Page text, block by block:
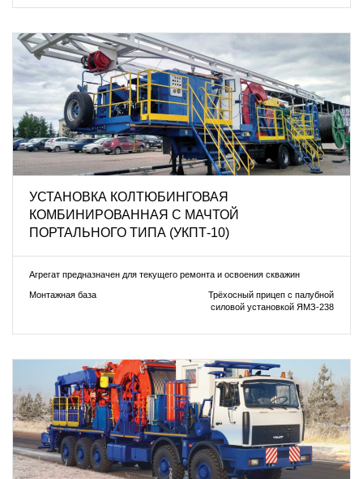
УСТАНОВКА КОЛТЮБИНГОВАЯ
КОМБИНИРОВАННАЯ С МАЧТОЙ
ПОРТАЛЬНОГО ТИПА (УКПТ-10)
Агрегат предназначен для текущего ремонта и освоения скважин
Монтажная база
Трёхосный прицеп с палубной
силовой установкой ЯМЗ-238